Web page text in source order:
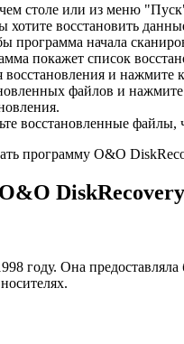
столе или из меню
хотите восстановить
начала
покажет список
и нажмите
файлов и
восстановленные файлы,
программу O&O
году. Она